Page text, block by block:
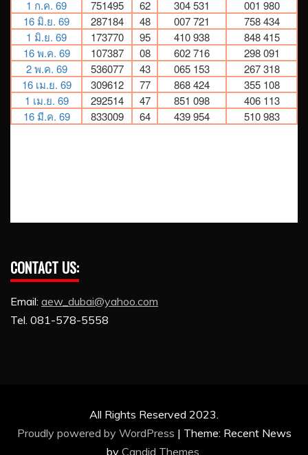
CONTACT US:
Email: aew_dubai@yahoo.com
Tel. 081-578-5558
All Rights Reserved 2023.
Proudly powered by WordPress | Theme: Recent News
by Candid Themes